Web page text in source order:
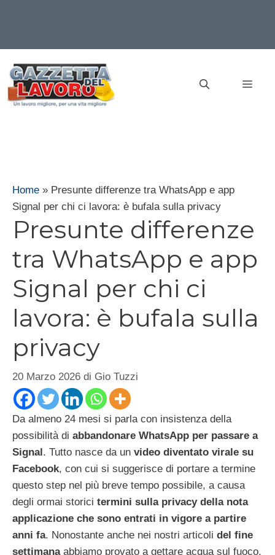
contenuto
Home » Presunte differenze tra WhatsApp e app
Signal per chi ci lavora: è bufala sulla privacy
Presunte differenze
tra WhatsApp e app
Signal per chi ci
lavora: è bufala sulla
privacy
20 Marzo 2026 di Gio Tuzzi
Da almeno 24 mesi si parla con insistenza della
possibilità di abbandonare WhatsApp per passare a
Signal. Tutto nasce da un video diventato virale su
Facebook, con cui si suggerisce di portare a termine
questo step nel più breve tempo possibile, a causa
degli ormai storici termini sulla privacy della nota
applicazione che sono entrati in vigore a partire
anni fa. Nonostante anche nei nostri articoli del fine
settimanaabbiamo provato a gettare acqua sul fuoco,